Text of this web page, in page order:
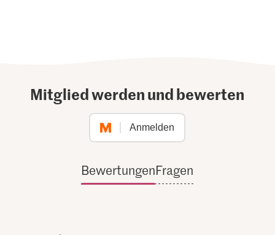
Mitglied werden und bewerten
Anmelden
BewertungenFragen